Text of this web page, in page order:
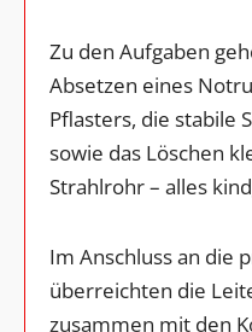
Zu den Aufgaben
Absetzen eines
Pflasters, die stabile
sowie das Löschen
Strahlrohr – alles
Im Anschluss an die
überreichten die
zusammen mit den